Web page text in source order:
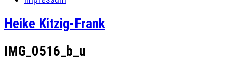
Heike Kitzig-Frank
IMG_0516_b_u